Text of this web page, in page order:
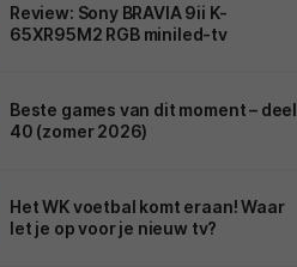
Review: Sony BRAVIA 9ii K-
65XR95M2 RGB miniled-tv
Beste games van dit moment – deel
40 (zomer 2026)
Het WK voetbal komt eraan! Waar
let je op voor je nieuw tv?